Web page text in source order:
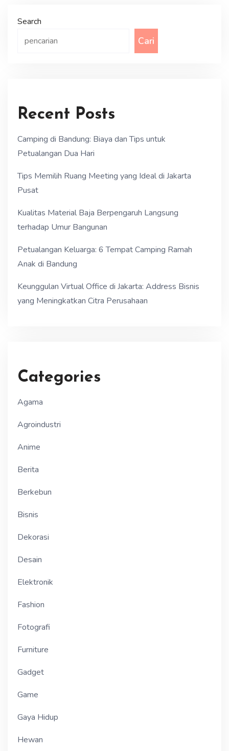
Search
Cari
Recent Posts
Camping di Bandung: Biaya dan Tips untuk
Petualangan Dua Hari
Tips Memilih Ruang Meeting yang Ideal di Jakarta
Pusat
Kualitas Material Baja Berpengaruh Langsung
terhadap Umur Bangunan
Petualangan Keluarga: 6 Tempat Camping Ramah
Anak di Bandung
Keunggulan Virtual Office di Jakarta: Address Bisnis
yang Meningkatkan Citra Perusahaan
Categories
Agama
Agroindustri
Anime
Berita
Berkebun
Bisnis
Dekorasi
Desain
Elektronik
Fashion
Fotografi
Furniture
Gadget
Game
Gaya Hidup
Hewan